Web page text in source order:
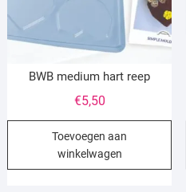
BWB medium hart reep
€5,50
Toevoegen aan
winkelwagen